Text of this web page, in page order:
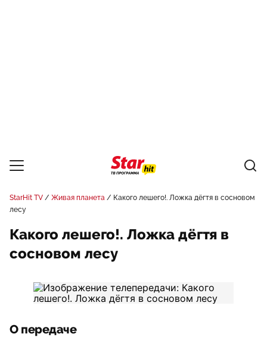
StarHit TV Живая планета
Какого лешего!. Ложка дёгтя в сосновом
лесу
Какого лешего!. Ложка дёгтя в
сосновом лесу
О передаче